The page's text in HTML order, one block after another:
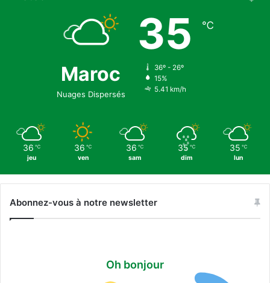
Maroc
Nuages Dispersés
35 ℃
36º - 26º
15%
5.41 km/h
36 ℃
jeu
36 ℃
ven
36 ℃
sam
35 ℃
dim
35 ℃
lun
Abonnez-vous à notre newsletter
Oh bonjour